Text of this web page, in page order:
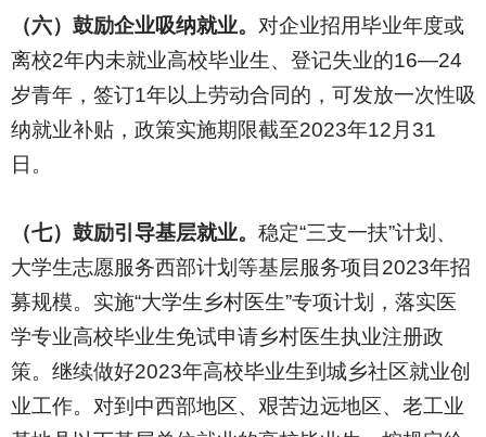
（六）鼓励企业吸纳就业。 对企业招用毕业年度或
离校2年内未就业高校毕业生、登记失业的16—24
岁青年，签订1年以上劳动合同的，可发放一次性吸
纳就业补贴，政策实施期限截至2023年12月31
日。
（七）鼓励引导基层就业。 稳定“三支一扶”计划、
大学生志愿服务西部计划等基层服务项目2023年招
募规模。实施“大学生乡村医生”专项计划，落实医
学专业高校毕业生免试申请乡村医生执业注册政
策。继续做好2023年高校毕业生到城乡社区就业创
业工作。对到中西部地区、艰苦边远地区、老工业